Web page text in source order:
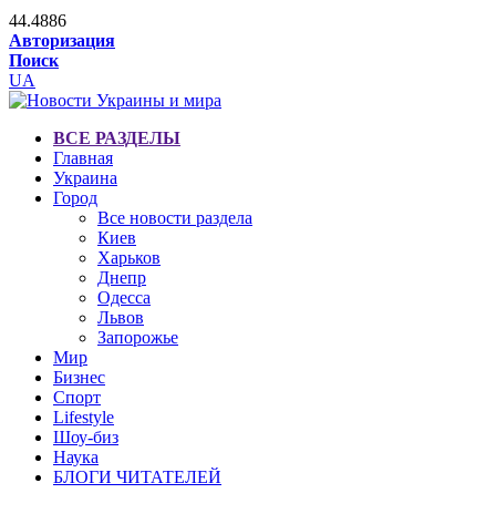
44.4886
Авторизация
Поиск
UA
ВСЕ РАЗДЕЛЫ
Главная
Украина
Город
Все новости раздела
Киев
Харьков
Днепр
Одесса
Львов
Запорожье
Мир
Бизнес
Спорт
Lifestyle
Шоу-биз
Наука
БЛОГИ ЧИТАТЕЛЕЙ